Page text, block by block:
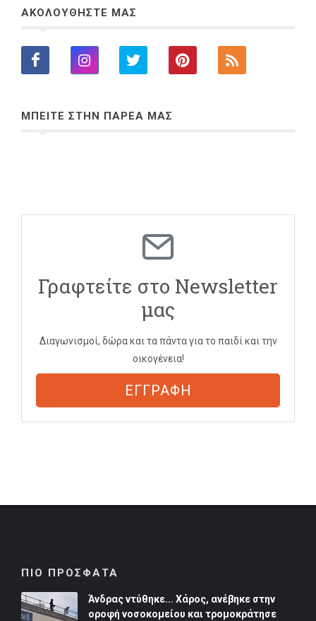
ΑΚΟΛΟΥΘΗΣΤΕ ΜΑΣ
ΜΠΕΙΤΕ ΣΤΗΝ ΠΑΡΕΑ ΜΑΣ
Γραφτείτε στο Newsletter
μας
Διαγωνισμοί, δώρα και τα πάντα για το παιδί και την
οικογένεια!
ΕΓΓΡΑΦΗ
ΠΙΟ ΠΡΟΣΦΑΤΑ
Άνδρας ντύθηκε... Χάρος, ανέβηκε στην
οροφή νοσοκομείου και τρομοκράτησε